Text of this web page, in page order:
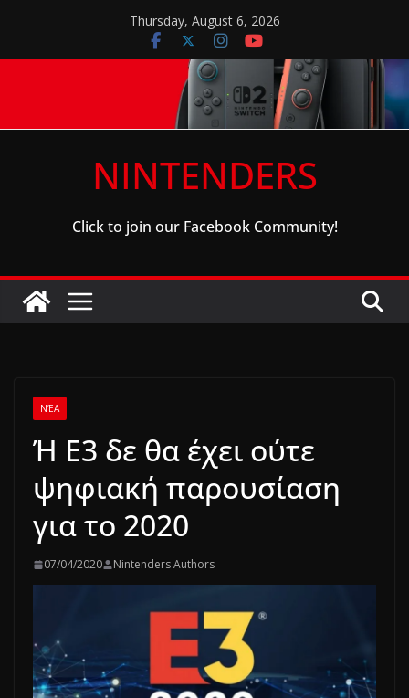
content
Thursday, August 6, 2026
NINTENDERS
Click to join our Facebook Community!
ΝΈΑ
Ή E3 δε θα έχει ούτε
ψηφιακή παρουσίαση
για το 2020
07/04/2020 Nintenders Authors